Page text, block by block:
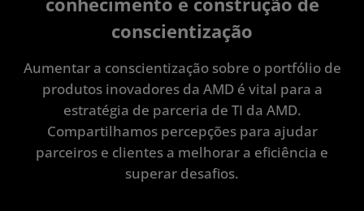
conscientização
Aumentar a conscientização sobre o portfólio de
produtos inovadores da AMD é vital para a
estratégia de parceria de TI da AMD.
Compartilhamos percepções para ajudar
parceiros e clientes a melhorar a eficiência e
superar desafios.